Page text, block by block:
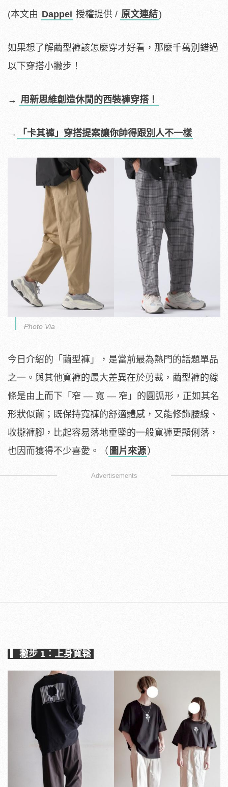
(本文由 Dappei 授權提供 / 原文連結)
如果想了解繭型褲該怎麼穿才好看，那麼千萬別錯過
以下穿搭小撇步！
→ 用新思維創造休閒的西裝褲穿搭！
→ 「卡其褲」穿搭提案讓你帥得跟別人不一樣
Photo Via
今日介紹的「繭型褲」，是當前最為熱門的話題單品
之一。與其他寬褲的最大差異在於剪裁，繭型褲的線
條是由上而下「窄 — 寬 — 窄」的圓弧形，正如其名
形狀似繭；既保持寬褲的舒適體感，又能修飾腰線、
收攏褲腳，比起容易落地垂墜的一般寬褲更顯俐落，
也因而獲得不少喜愛。（ 圖片來源 ）
Advertisements
▎撇步 1：上身寬鬆